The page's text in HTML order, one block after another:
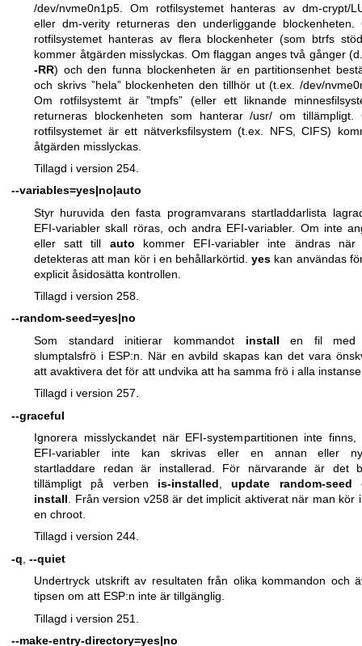
/dev/nvme0n1p5. Om rotfilsystemet hanteras av dm-crypt/
eller dm-verity returneras den underliggande blockenheten.
rotfilsystemet hanteras av flera blockenheter (som btrfs
kommer åtgärden misslyckas. Om flaggan anges två gånger
-RR) och den funna blockenheten är en partitionsenhet
och skrivs ”hela” blockenheten den tillhör ut (t.ex. /dev/
Om rotfilsystemt är ”tmpfs” (eller ett liknande
returneras blockenheten som hanterar /usr/ om tillämpligt.
rotfilsystemet är ett nätverksfilsystem (t.ex. NFS, CIFS)
åtgärden misslyckas.
Tillagd i version 254.
--variables=yes|no|auto
Styr huruvida den fasta programvarans startladdarlista
EFI-variabler skall röras, och andra EFI-variabler. Om inte
eller satt till auto kommer EFI-variabler inte ändras när
detekteras att man kör i en behållarkörtid.yes kan användas
explicit åsidosätta kontrollen.
Tillagd i version 258.
--random-seed=yes|no
Som standard initierar kommandot install en fil med
slumptalsfrö i ESP:n. När en avbild skapas kan det vara
att avaktivera det för att undvika att ha samma frö i alla
Tillagd i version 257.
--graceful
Ignorera misslyckandet när EFI-systempartitionen inte finns,
EFI-variabler inte kan skrivas eller en annan eller
startladdare redan är installerad. För närvarande är det
tillämpligt på verben is-installed ,update random-seed
install . Från version v258 är det implicit aktiverat när man kör
en chroot.
Tillagd i version 244.
-q --quiet
Undertryck utskrift av resultaten från olika kommandon och
tipsen om att ESP:n inte är tillgänglig.
Tillagd i version 251.
--make-entry-directory=yes|no